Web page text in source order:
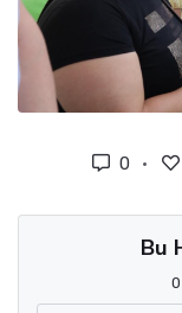
0
Bu